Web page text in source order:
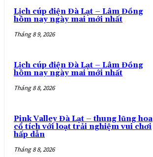
Lịch cúp điện Đà Lạt – Lâm Đồng
hôm nay ngày mai mới nhất
Tháng 8 9, 2026
Lịch cúp điện Đà Lạt – Lâm Đồng
hôm nay ngày mai mới nhất
Tháng 8 8, 2026
Pink Valley Đà Lạt – thung lũng hoa
cổ tích với loạt trải nghiệm vui chơi
hấp dẫn
Tháng 8 8, 2026